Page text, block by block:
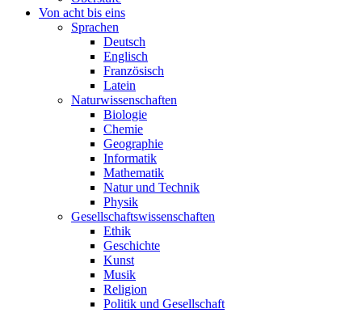
Von acht bis eins
Sprachen
Deutsch
Englisch
Französisch
Latein
Naturwissenschaften
Biologie
Chemie
Geographie
Informatik
Mathematik
Natur und Technik
Physik
Gesellschaftswissenschaften
Ethik
Geschichte
Kunst
Musik
Religion
Politik und Gesellschaft